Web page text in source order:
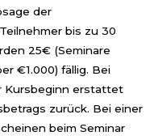
der
bis zu 30
25€ (Seminare
€1.000) fällig. Bei
Kursbeginn erstattet
zurück. Bei einer
beim Seminar